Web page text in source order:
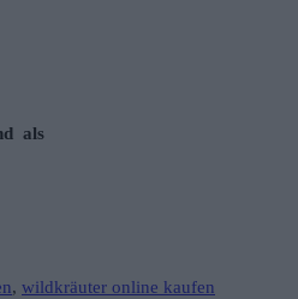
als
, wildkräuter online kaufen